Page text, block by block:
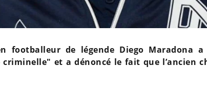
footballeur de légende Diego Maradona
criminelle" et a dénoncé le fait que l’ancien